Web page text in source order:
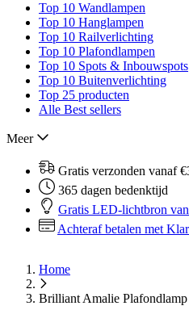
Top 10 Wandlampen
Top 10 Hanglampen
Top 10 Railverlichting
Top 10 Plafondlampen
Top 10 Spots & Inbouwspots
Top 10 Buitenverlichting
Top 25 producten
Alle Best sellers
Meer
Gratis verzonden vanaf
365 dagen bedenktijd
Gratis LED-lichtbron
Achteraf betalen met
Home
Brilliant Amalie